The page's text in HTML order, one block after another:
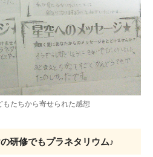
たちから寄せられた感想
研修でもプラネタリウム♪